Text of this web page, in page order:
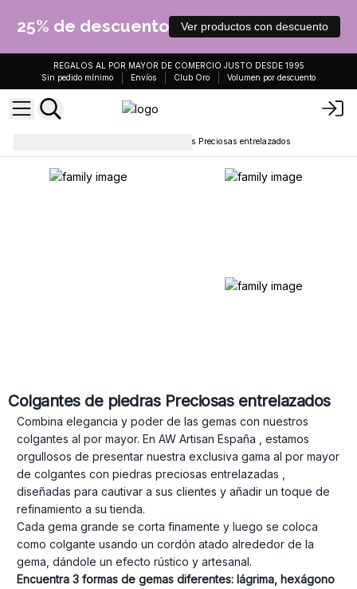
25% de descuento Ver productos con descuento
REGALOS AL POR MAYOR DE COMERCIO JUSTO DESDE 1995
Sin pedido mínimo
Envíos Club Oro Volumen por descuento
Colgantes de piedras Preciosas entrelazados
Colgantes de piedras Preciosas entrelazados
Combina elegancia y poder de las gemas con nuestros
colgantes al por mayor. En AW Artisan España , estamos
orgullosos de presentar nuestra exclusiva gama al por mayor
de colgantes con piedras preciosas entrelazadas ,
diseñadas para cautivar a sus clientes y añadir un toque de
refinamiento a su tienda.
Cada gema grande se corta finamente y luego se coloca
como colgante usando un cordón atado alrededor de la
gema, dándole un efecto rústico y artesanal.
Encuentra 3 formas de gemas diferentes: lágrima, hexágono